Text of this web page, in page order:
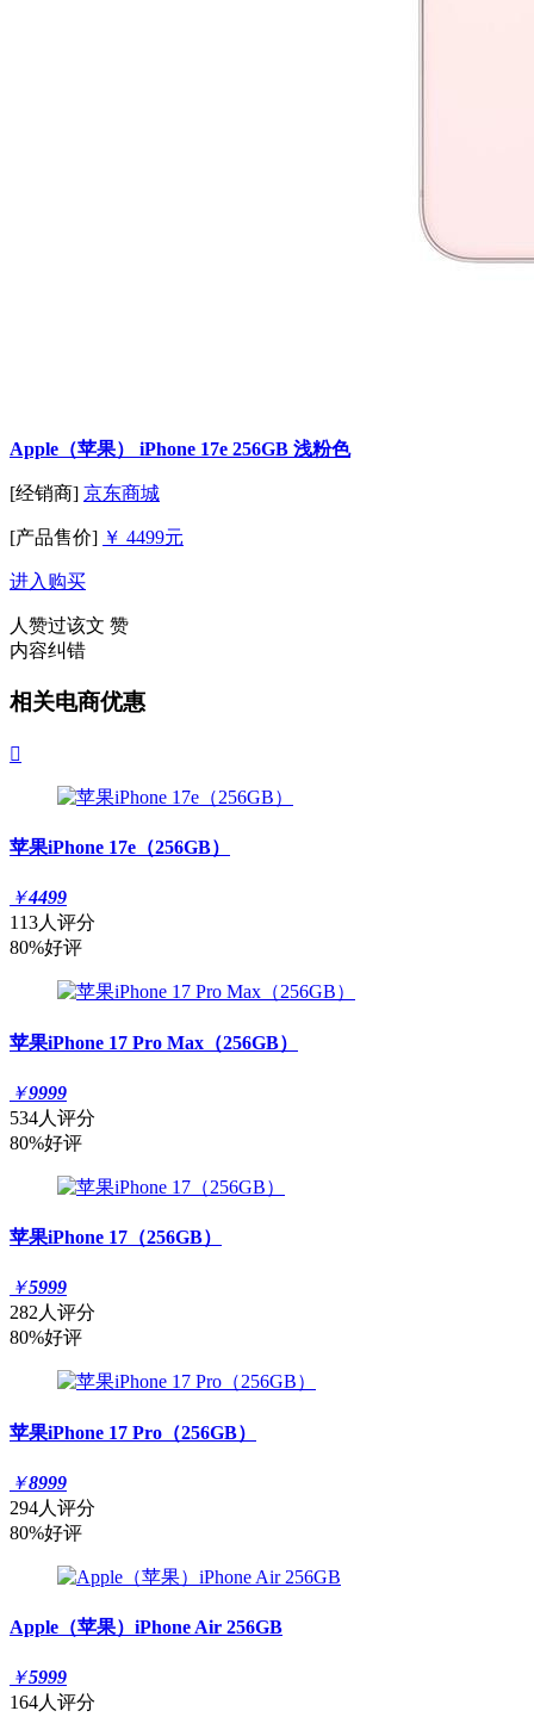
Apple（苹果） iPhone 17e 256GB 浅粉色
[经销商] 京东商城
[产品售价] ￥ 4499元
进入购买
人赞过该文 赞
内容纠错
相关电商优惠

苹果iPhone 17e（256GB）
￥4499
113人评分
80%好评
苹果iPhone 17 Pro Max（256GB）
￥9999
534人评分
80%好评
苹果iPhone 17（256GB）
￥5999
282人评分
80%好评
苹果iPhone 17 Pro（256GB）
￥8999
294人评分
80%好评
Apple（苹果）iPhone Air 256GB
￥5999
164人评分